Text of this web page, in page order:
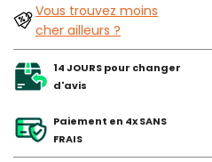
Vous trouvez moins
cher ailleurs ?
14 JOURS pour changer
d'avis
Paiement en 4x SANS
FRAIS